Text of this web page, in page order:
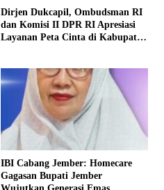
Dirjen Dukcapil, Ombudsman RI
dan Komisi II DPR RI Apresiasi
Layanan Peta Cinta di Kabupaten
IBI Cabang Jember: Homecare
Gagasan Bupati Jember